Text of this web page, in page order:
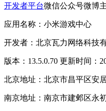
开发者平台微信公众号微博
应用名称：小米游戏中心
开发者：北京瓦力网络科技
版本：13.5.0.70 更新时间：
北京地址：北京市昌平区安
南京地址：南京市建邺区永